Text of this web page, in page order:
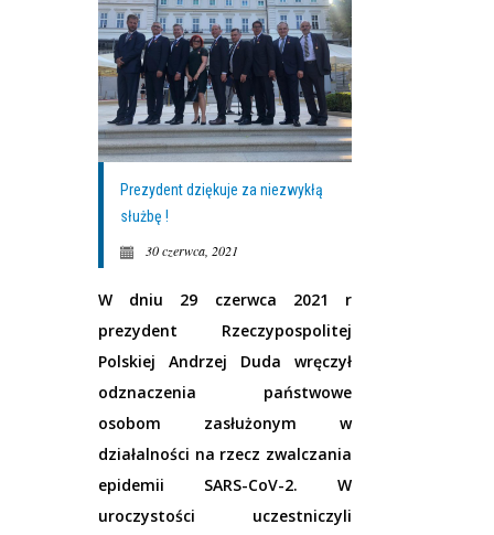
Prezydent dziękuje za niezwykłą
służbę !
30 czerwca, 2021
W dniu 29 czerwca 2021 r
prezydent Rzeczypospolitej
Polskiej Andrzej Duda wręczył
odznaczenia państwowe
osobom zasłużonym w
działalności na rzecz zwalczania
epidemii SARS-CoV-2. W
uroczystości uczestniczyli